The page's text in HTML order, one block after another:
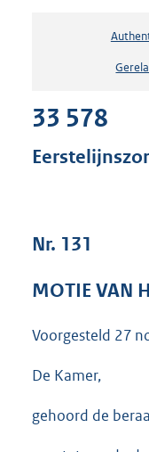
33 578
Nr. 131
MOTIE VAN
Voorgesteld 27
De Kamer,
gehoord de